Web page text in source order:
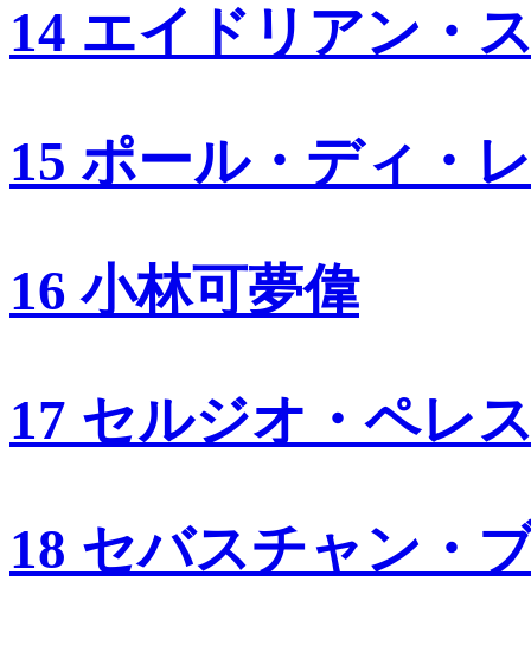
14 エイドリアン・
15 ポール・ディ・
16 小林可夢偉
17 セルジオ・ペレ
18 セバスチャン・